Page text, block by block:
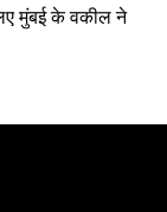
मुंबई के वकील ने